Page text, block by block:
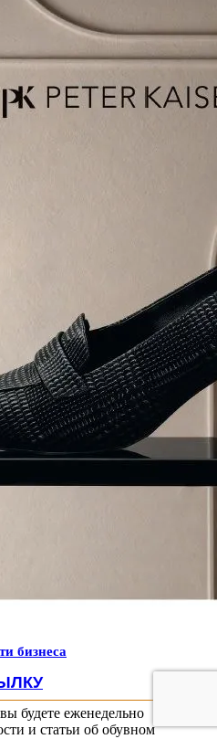
бизнеса
будете еженедельно
и статьи об обувном